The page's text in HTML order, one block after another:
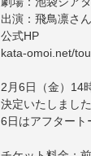
出演：飛鳥凛さ
公式HP
kata-omoi.net/
2月6日（金）14
決定いたしました
6日はアフタート